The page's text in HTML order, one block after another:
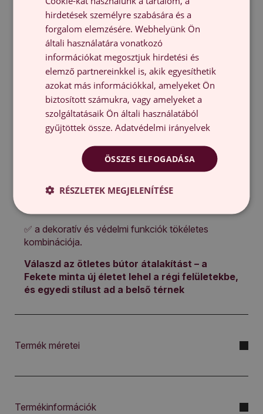
Ez a 100x50 cm-es dekoratív fólia több mint egy
egyszerű díszítés. A matt védőfólia nemcsak
lenyűgöző designnal rendelkezik, hanem védi a
felületeket a karcolásoktól és foltoktól is.
Használhatod stílusos burkolatként
bútorkapcsolók, komódok, szekrények, íróasztalok
vagy asztalok frontjaira.
Miért érdemes?
✅ tartós és esztétikus Fekete nyomtatás,
✅ tökéletes a gyerekbútorokhoz, konyhához és
✅ a dekoratív és védelmi funkciók tökéletes
kombinációja.
Válaszd az ötletes bútor átalakítást – a
Fekete minta új életet lehel a régi felületekbe,
és egyedi stílust ad a belső térnek
Termék méretei
Termékinformációk
hirdetések személyre szabására és a
forgalom elemzésére. Webhelyünk Ön
általi használatára vonatkozó
információkat megosztjuk hirdetési és
elemző partnereinkkel is, akik egyesíthetik
azokat más információkkal, amelyeket Ön
biztosított számukra, vagy amelyeket a
szolgáltatásaik Ön általi használatából
gyűjtöttek össze.Adatvédelmi irányelvek
ÖSSZES ELFOGADÁSA
RÉSZLETEK MEGJELENÍTÉSE